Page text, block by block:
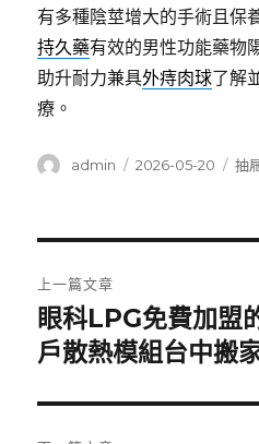
有多種陰莖增大的手術且保
持久藥有效的男性功能藥物
助升耐力兼具外痔肉球了解
療。
作
admin
發
2026-05-20
分
抽
章
導
覽
上一篇文章
上
一
文
章:
眼科LPG免費加盟
戶散熱模組台中搬